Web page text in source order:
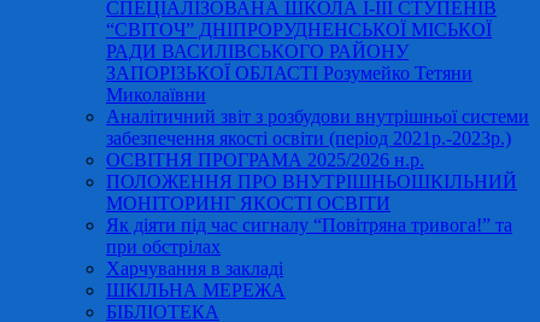
СПЕЦІАЛІЗОВАНА ШКОЛА І-ІІІ СТУПЕНІВ
“СВІТОЧ” ДНІПРОРУДНЕНСЬКОЇ МІСЬКОЇ
РАДИ ВАСИЛІВСЬКОГО РАЙОНУ
ЗАПОРІЗЬКОЇ ОБЛАСТІ Розумейко Тетяни
Миколаївни
Аналітичний звіт з розбудови внутрішньої системи
забезпечення якості освіти (період 2021р.-2023р.)
ОСВІТНЯ ПРОГРАМА 2025/2026 н.р.
ПОЛОЖЕННЯ ПРО ВНУТРІШНЬОШКІЛЬНИЙ
МОНІТОРИНГ ЯКОСТІ ОСВІТИ
Як діяти під час сигналу “Повітряна тривога!” та
при обстрілах
Харчування в закладі
ШКІЛЬНА МЕРЕЖА
БІБЛІОТЕКА